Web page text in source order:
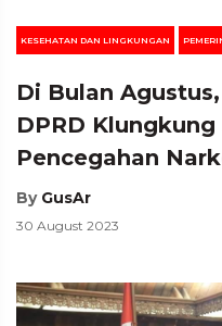
KESEHATAN DAN LINGKUNGAN
Di Bulan
DPRD
Pencegahan
By GusAr
30 August 2023